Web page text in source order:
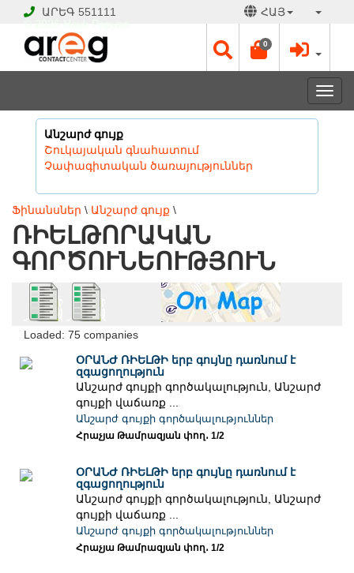
ԱՐԵԳ 551111 ՀԱՅ
0
Անշարժ գույք
Շուկայական գնահատում
Չափագիտական ծառայություններ
Ֆինանսներ \ Անշարժ գույք \
ՌԻԵԼԹՈՐԱԿԱՆ
ԳՈՐԾՈՒՆԵՈՒԹՅՈՒՆ
Loaded: 75 companies
ՕՐԱՆԺ ՌԻԵԼԹԻ երբ գույնը դառնում է
զգացողություն
Անշարժ գույքի գործակալություն, Անշարժ
գույքի վաճառք ...
Անշարժ գույքի գործակալություններ
Հրաչյա Թամրազյան փող․ 1/2
ՕՐԱՆԺ ՌԻԵԼԹԻ երբ գույնը դառնում է
զգացողություն
Անշարժ գույքի գործակալություն, Անշարժ
գույքի վաճառք ...
Անշարժ գույքի գործակալություններ
Հրաչյա Թամրազյան փող․ 1/2